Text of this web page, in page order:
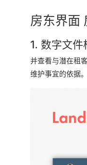
房东界面
1. 数字文件
并查看与潜在租
维护事宜的依据